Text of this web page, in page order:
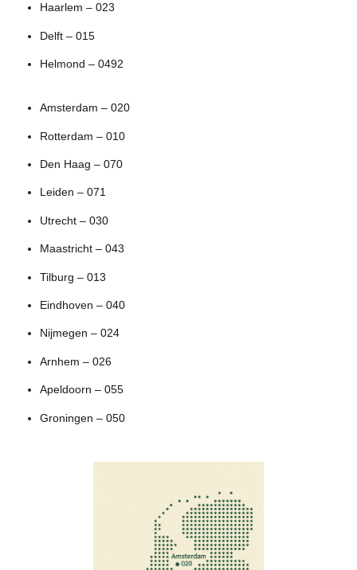
Haarlem – 023
Delft – 015
Helmond – 0492
Amsterdam – 020
Rotterdam – 010
Den Haag – 070
Leiden – 071
Utrecht – 030
Maastricht – 043
Tilburg – 013
Eindhoven – 040
Nijmegen – 024
Arnhem – 026
Apeldoorn – 055
Groningen – 050